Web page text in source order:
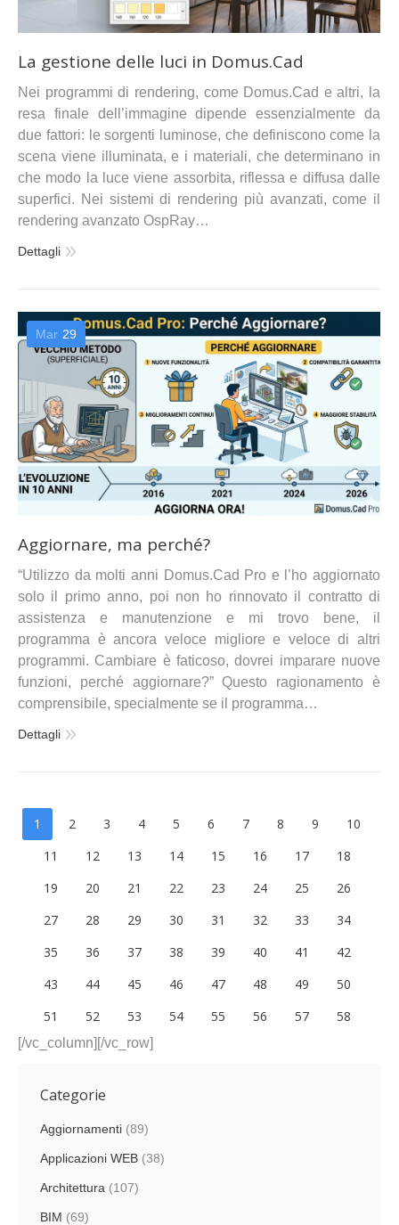
La gestione delle luci in Domus.Cad
Nei programmi di rendering, come Domus.Cad e altri, la
resa finale dell’immagine dipende essenzialmente da
due fattori: le sorgenti luminose, che definiscono come la
scena viene illuminata, e i materiali, che determinano in
che modo la luce viene assorbita, riflessa e diffusa dalle
superfici. Nei sistemi di rendering più avanzati, come il
rendering avanzato OspRay…
Dettagli
Mar 29
Aggiornare, ma perché?
“Utilizzo da molti anni Domus.Cad Pro e l’ho aggiornato
solo il primo anno, poi non ho rinnovato il contratto di
assistenza e manutenzione e mi trovo bene, il
programma è ancora veloce migliore e veloce di altri
programmi. Cambiare è faticoso, dovrei imparare nuove
funzioni, perché aggiornare?” Questo ragionamento è
comprensibile, specialmente se il programma…
Dettagli
1 2 3 4 5 6 7 8 9
10
11
12 13 14 15 16 17
18
19
20 21 22 23 24 25
26
27
28 29 30 31 32 33
34
35
36 37 38 39 40 41
42
43
44 45 46 47 48 49
50
51
52 53 54 55 56 57 58
[/vc_column][/vc_row]
Categorie
Aggiornamenti (89)
Applicazioni WEB (38)
Architettura (107)
BIM (69)